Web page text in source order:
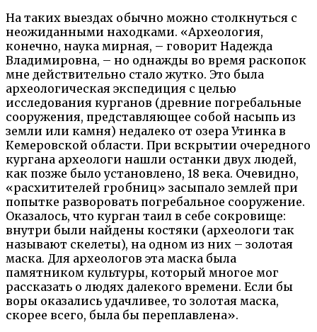
На таких выездах обычно можно столкнуться с
неожиданными находками. «Археология,
конечно, наука мирная, – говорит Надежда
Владимировна, – но однажды во время раскопок
мне действительно стало жутко. Это была
археологическая экспедиция с целью
исследования курганов (древние погребальные
сооружения, представляющее собой насыпь из
земли или камня) недалеко от озера Утинка в
Кемеровской области. При вскрытии очередного
кургана археологи нашли останки двух людей,
как позже было установлено, 18 века. Очевидно,
«расхитителей гробниц» засыпало землей при
попытке разворовать погребальное сооружение.
Оказалось, что курган таил в себе сокровище:
внутри были найдены костяки (археологи так
называют скелеты), на одном из них – золотая
маска. Для археологов эта маска была
памятником культуры, который многое мог
рассказать о людях далекого времени. Если бы
воры оказались удачливее, то золотая маска,
скорее всего, была бы переплавлена».